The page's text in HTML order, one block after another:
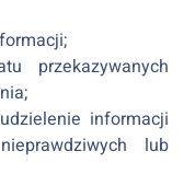
przekazywanych
informacji
lub